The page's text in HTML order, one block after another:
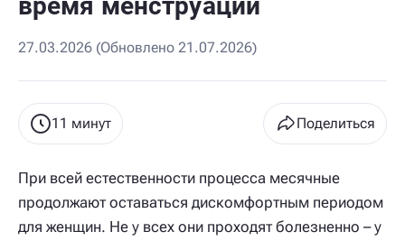
27.03.2026 (Обновлено 21.07.2026)
11 минут Поделиться
При всей естественности процесса месячные
продолжают оставаться дискомфортным периодом
для женщин. Не у всех они проходят болезненно – у